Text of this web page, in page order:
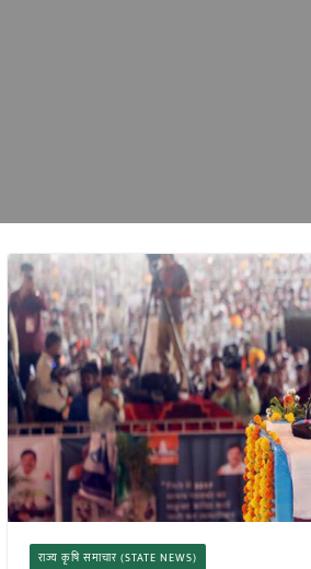
राज्य कृषि समाचार (STATE NEWS)